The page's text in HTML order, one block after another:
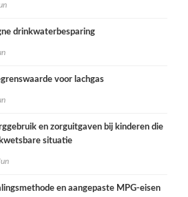
drinkwaterbesparing
voor lachgas
en zorguitgaven bij kinderen die
situatie
en aangepaste MPG-eisen